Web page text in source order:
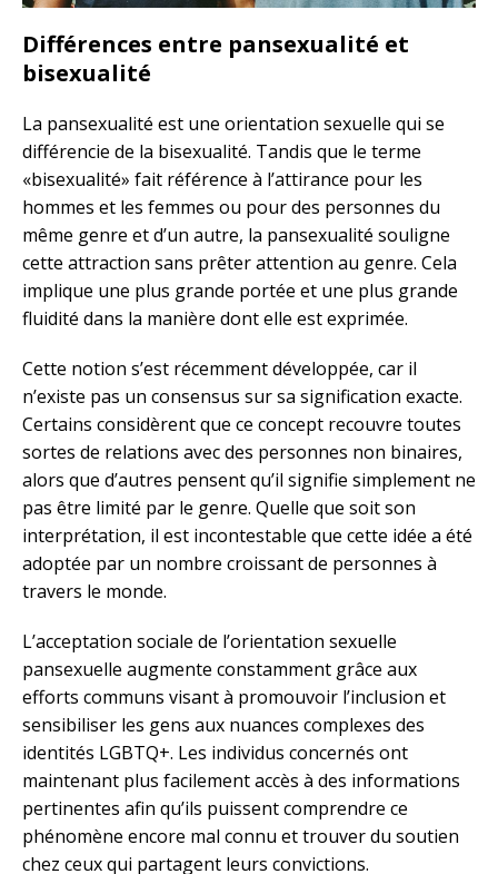
Différences entre pansexualité et
bisexualité
La pansexualité est une orientation sexuelle qui se
différencie de la bisexualité. Tandis que le terme
«bisexualité» fait référence à l’attirance pour les
hommes et les femmes ou pour des personnes du
même genre et d’un autre, la pansexualité souligne
cette attraction sans prêter attention au genre. Cela
implique une plus grande portée et une plus grande
fluidité dans la manière dont elle est exprimée.
Cette notion s’est récemment développée, car il
n’existe pas un consensus sur sa signification exacte.
Certains considèrent que ce concept recouvre toutes
sortes de relations avec des personnes non binaires,
alors que d’autres pensent qu’il signifie simplement ne
pas être limité par le genre. Quelle que soit son
interprétation, il est incontestable que cette idée a été
adoptée par un nombre croissant de personnes à
travers le monde.
L’acceptation sociale de l’orientation sexuelle
pansexuelle augmente constamment grâce aux
efforts communs visant à promouvoir l’inclusion et
sensibiliser les gens aux nuances complexes des
identités LGBTQ+. Les individus concernés ont
maintenant plus facilement accès à des informations
pertinentes afin qu’ils puissent comprendre ce
phénomène encore mal connu et trouver du soutien
chez ceux qui partagent leurs convictions.